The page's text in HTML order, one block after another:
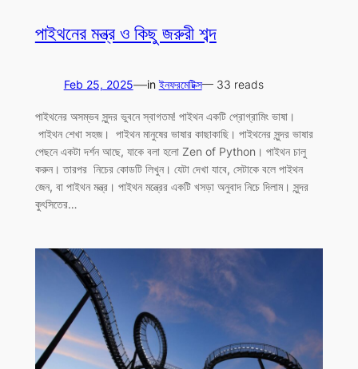
পাইথনের মন্ত্র ও কিছু জরুরী শব্দ
Feb 25, 2025—inইনফরমেটিক্স— 33 reads
পাইথনের অসম্ভব সুন্দর ভুবনে স্বাগতম! পাইথন একটি প্রোগ্রামিং ভাষা।
পাইথন শেখা সহজ। পাইথন মানুষের ভাষার কাছাকাছি। পাইথনের সুন্দর ভাষার
পেছনে একটা দর্শন আছে, যাকে বলা হলো Zen of Python। পাইথন চালু
করুন। তারপর নিচের কোডটি লিখুন। যেটা দেখা যাবে, সেটাকে বলে পাইথন
জেন, বা পাইথন মন্ত্র। পাইথন মন্ত্রের একটি খসড়া অনুবাদ নিচে দিলাম। সুন্দর
কুৎসিতের…